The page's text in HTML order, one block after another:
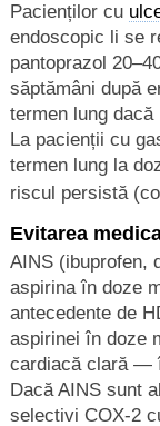
Pacienților cu
endoscopic li se
pantoprazol
săptămâni după
termen lung dacă
La pacienții cu
termen lung la
riscul persistă
Evitarea
AINS (ibuprofen,
aspirina în doze
antecedente de
aspirinei în doze
cardiacă clară —
Dacă AINS sunt
selectivi COX-2